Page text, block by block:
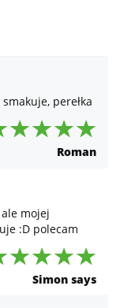
perełka
Roman
mojej
:D polecam
Simon says